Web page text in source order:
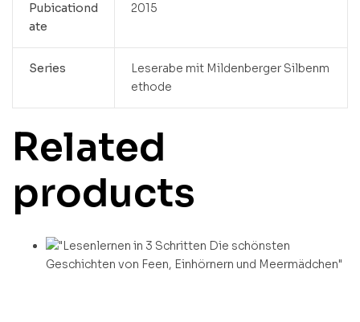
Pubicationd
ate
2015
Series
Leserabe mit Mildenberger Silbenm
ethode
Related
products